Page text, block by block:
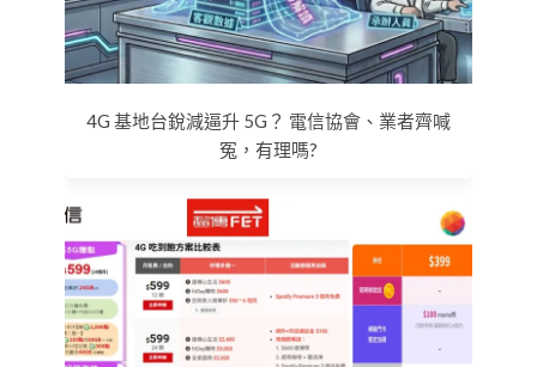
4G 基地台銳減逼升 5G？ 電信協會、業者齊喊
冤，有理嗎?